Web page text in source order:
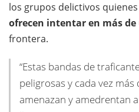
los grupos delictivos
ofrecen intentar en más de
frontera.
“Estas bandas de
peligrosas y cada vez
amenazan y amedrentan